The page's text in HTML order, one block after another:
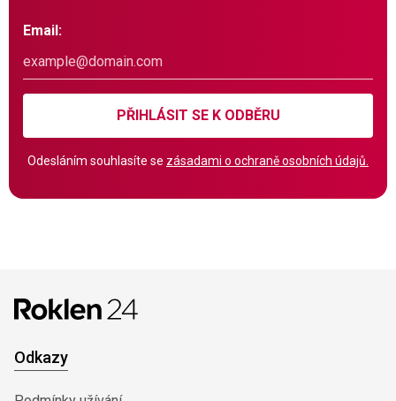
Email:
PŘIHLÁSIT SE K ODBĚRU
Odesláním souhlasíte se zásadami o ochraně osobních údajů.
Odkazy